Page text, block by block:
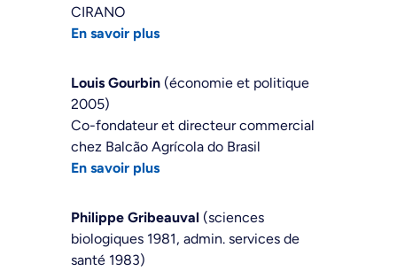
CIRANO
En savoir plus
Louis Gourbin (économie et politique
2005)
Co-fondateur et directeur commercial
chez Balcão Agrícola do Brasil
En savoir plus
Philippe Gribeauval (sciences
biologiques 1981, admin. services de
santé 1983)